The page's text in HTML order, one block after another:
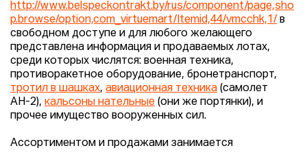
http://www.belspeckontrakt.by/rus/component/page,sho
p.browse/option,com_virtuemart/Itemid,44/vmcchk,1/ в
свободном доступе и для любого желающего
представлена информация и продаваемых лотах,
среди которых числятся: военная техника,
противоракетное оборудование, бронетранспорт,
тротил в шашках, авиационная техника (самолет
АН-2), кальсоны нательные (они же портянки), и
прочее имущество вооруженных сил.
Ассортиментом и продажами занимается